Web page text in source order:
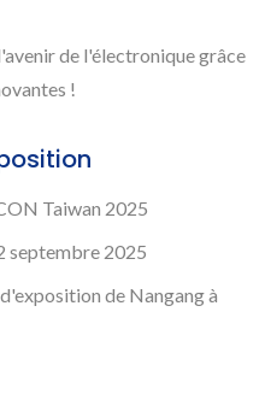
de l'électronique grâce
!
Taiwan 2025
septembre 2025
de Nangang à